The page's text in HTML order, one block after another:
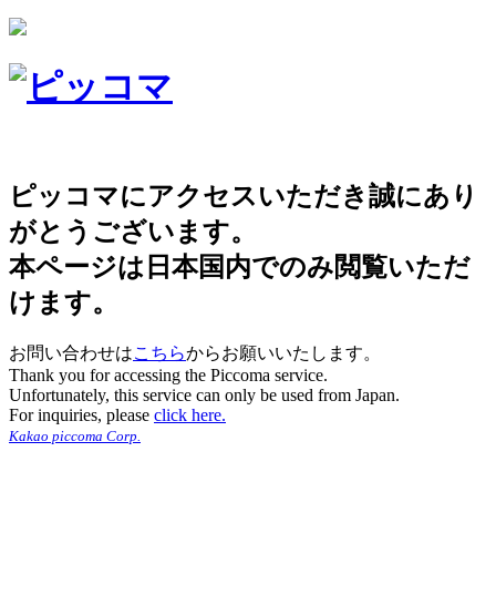
ピッコマにアクセスいただき誠にあり
がとうございます。
本ページは日本国内でのみ閲覧いただ
けます。
お問い合わせはこちらからお願いいたします。
Thank you for accessing the Piccoma service.
Unfortunately, this service can only be used from Japan.
For inquiries, please click here.
Kakao piccoma Corp.